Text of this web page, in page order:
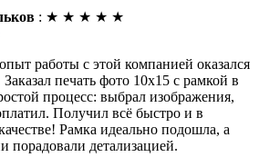
: ★ ★ ★ ★ ★
работы с этой компанией оказался
печать фото 10х15 с рамкой в
процесс: выбрал изображения,
Получил всё быстро и в
Рамка идеально подошла, а
порадовали детализацией.